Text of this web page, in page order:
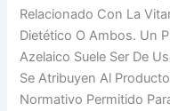
Relacionado Con La
Dietético O Ambos. Un
Azelaico Suele Ser De
Se Atribuyen Al
Normativo Permitido